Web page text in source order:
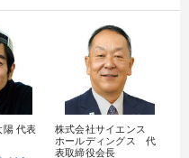
陽 代表
株式会社サイエンス
ホールディングス 代
表取締役会長